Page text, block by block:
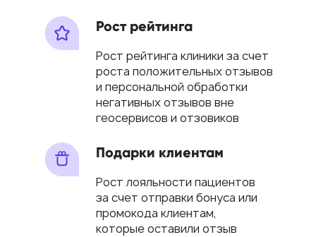
Подарки клиентам
Рост лояльности пациентов
за счет отправки бонуса или
промокода клиентам,
которые оставили отзыв
Рост рейтинга
Рост рейтинга клиники за счет
роста положительных отзывов
и персональной обработки
негативных отзывов вне
геосервисов и отзовиков